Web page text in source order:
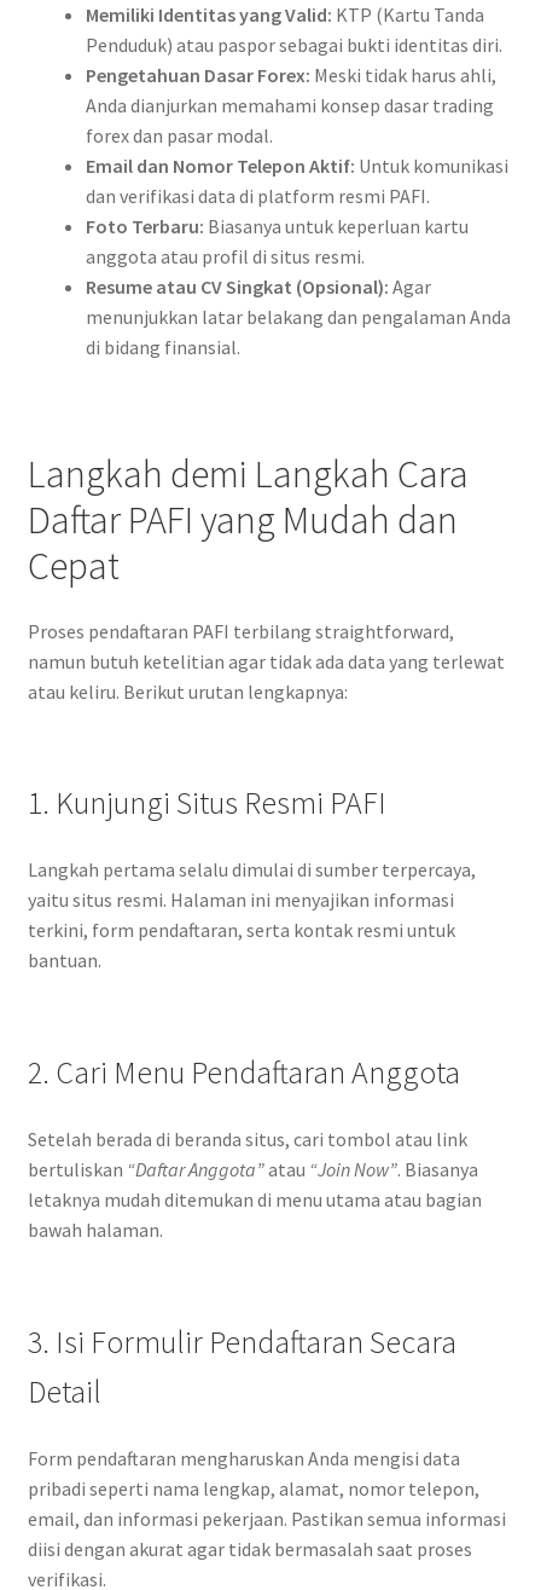
Memiliki Identitas yang Valid: KTP (Kartu Tanda
Penduduk) atau paspor sebagai bukti identitas diri.
Pengetahuan Dasar Forex: Meski tidak harus ahli,
Anda dianjurkan memahami konsep dasar trading
forex dan pasar modal.
Email dan Nomor Telepon Aktif: Untuk komunikasi
dan verifikasi data di platform resmi PAFI.
Foto Terbaru: Biasanya untuk keperluan kartu
anggota atau profil di situs resmi.
Resume atau CV Singkat (Opsional): Agar
menunjukkan latar belakang dan pengalaman Anda
di bidang finansial.
Langkah demi Langkah Cara
Daftar PAFI yang Mudah dan
Cepat
Proses pendaftaran PAFI terbilang straightforward,
namun butuh ketelitian agar tidak ada data yang terlewat
atau keliru. Berikut urutan lengkapnya:
1. Kunjungi Situs Resmi PAFI
Langkah pertama selalu dimulai di sumber terpercaya,
yaitu situs resmi. Halaman ini menyajikan informasi
terkini, form pendaftaran, serta kontak resmi untuk
bantuan.
2. Cari Menu Pendaftaran Anggota
Setelah berada di beranda situs, cari tombol atau link
bertuliskan “Daftar Anggota”atau “Join Now”. Biasanya
letaknya mudah ditemukan di menu utama atau bagian
bawah halaman.
3. Isi Formulir Pendaftaran Secara
Detail
Form pendaftaran mengharuskan Anda mengisi data
pribadi seperti nama lengkap, alamat, nomor telepon,
email, dan informasi pekerjaan. Pastikan semua informasi
diisi dengan akurat agar tidak bermasalah saat proses
verifikasi.